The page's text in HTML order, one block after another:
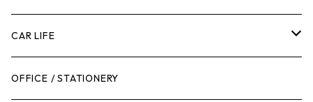
工具箱
作業台
日用品
ボディケア
ガーデンツール
ガーデンチェア
スツール
バンジーバンド
CAR LIFE
メンテナンスグッズ
OFFICE / STATIONERY